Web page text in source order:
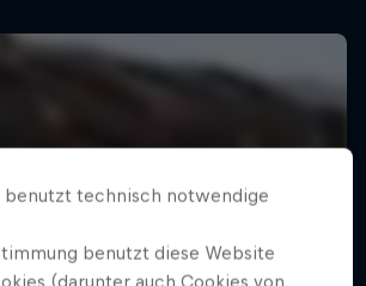
benutzt technisch notwendige
benutzt diese Website
(darunter auch Cookies von